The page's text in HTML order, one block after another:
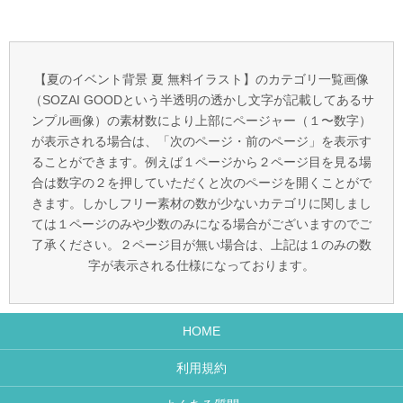
【夏のイベント背景 夏 無料イラスト】のカテゴリ一覧画像
（SOZAI GOODという半透明の透かし文字が記載してあるサ
ンプル画像）の素材数により上部にページャー（１〜数字）
が表示される場合は、「次のページ・前のページ」を表示す
ることができます。例えば１ページから２ページ目を見る場
合は数字の２を押していただくと次のページを開くことがで
きます。しかしフリー素材の数が少ないカテゴリに関しまし
ては１ページのみや少数のみになる場合がございますのでご
了承ください。２ページ目が無い場合は、上記は１のみの数
字が表示される仕様になっております。
HOME
利用規約